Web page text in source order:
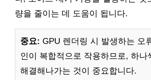
량을 줄이는 데 도움이 됩니다.
중요: GPU 렌더링 시 발생하는 오
인이 복합적으로 작용하므로, 하나
해결해나가는 것이 중요합니다.